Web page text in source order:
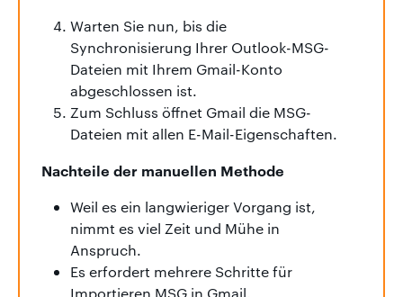
Warten Sie nun, bis die
Synchronisierung Ihrer Outlook-MSG-
Dateien mit Ihrem Gmail-Konto
abgeschlossen ist.
Zum Schluss öffnet Gmail die MSG-
Dateien mit allen E-Mail-Eigenschaften.
Nachteile der manuellen Methode
Weil es ein langwieriger Vorgang ist,
nimmt es viel Zeit und Mühe in
Anspruch.
Es erfordert mehrere Schritte für
Importieren MSG in Gmail.